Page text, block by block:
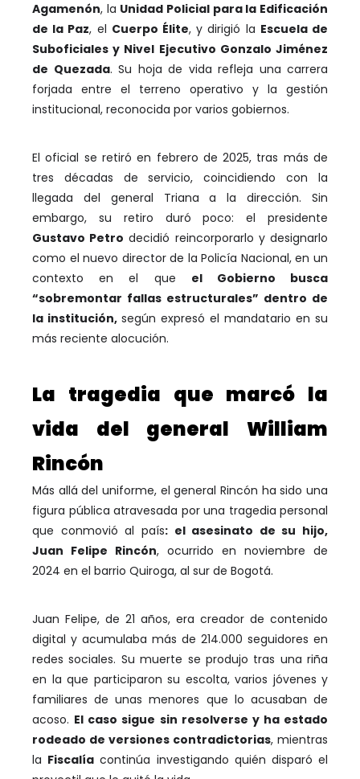
Agamenón, la Unidad Policial para la Edificación
de la Paz, el Cuerpo Élite, y dirigió la Escuela de
Suboficiales y Nivel Ejecutivo Gonzalo Jiménez
de Quezada. Su hoja de vida refleja una carrera
forjada entre el terreno operativo y la gestión
institucional, reconocida por varios gobiernos.
El oficial se retiró en febrero de 2025, tras más de
tres décadas de servicio, coincidiendo con la
llegada del general Triana a la dirección. Sin
embargo, su retiro duró poco: el presidente
Gustavo Petro decidió reincorporarlo y designarlo
como el nuevo director de la Policía Nacional, en un
contexto en el que el Gobierno busca
“sobremontar fallas estructurales” dentro de
la institución, según expresó el mandatario en su
más reciente alocución.
La tragedia que marcó la
vida del general William
Rincón
Más allá del uniforme, el general Rincón ha sido una
figura pública atravesada por una tragedia personal
que conmovió al país: el asesinato de su hijo,
Juan Felipe Rincón, ocurrido en noviembre de
2024 en el barrio Quiroga, al sur de Bogotá.
Juan Felipe, de 21 años, era creador de contenido
digital y acumulaba más de 214.000 seguidores en
redes sociales. Su muerte se produjo tras una riña
en la que participaron su escolta, varios jóvenes y
familiares de unas menores que lo acusaban de
acoso. El caso sigue sin resolverse y ha estado
rodeado de versiones contradictorias, mientras
la Fiscalía continúa investigando quién disparó el